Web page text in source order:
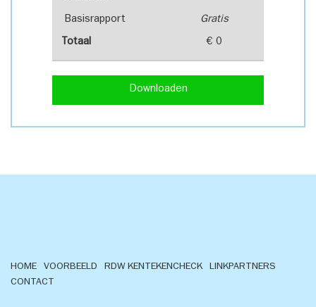
Basisrapport Gratis
Totaal € 0
Downloaden
HOME VOORBEELD RDW KENTEKENCHECK
LINKPARTNERS
CONTACT